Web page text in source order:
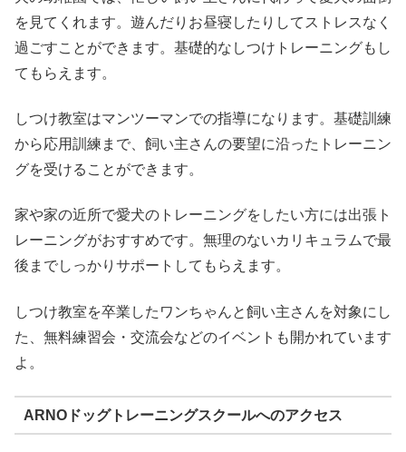
を見てくれます。遊んだりお昼寝したりしてストレスなく
過ごすことができます。基礎的なしつけトレーニングもし
てもらえます。
しつけ教室はマンツーマンでの指導になります。基礎訓練
から応用訓練まで、飼い主さんの要望に沿ったトレーニン
グを受けることができます。
家や家の近所で愛犬のトレーニングをしたい方には出張ト
レーニングがおすすめです。無理のないカリキュラムで最
後までしっかりサポートしてもらえます。
しつけ教室を卒業したワンちゃんと飼い主さんを対象にし
た、無料練習会・交流会などのイベントも開かれています
よ。
ARNOドッグトレーニングスクールへのアクセス